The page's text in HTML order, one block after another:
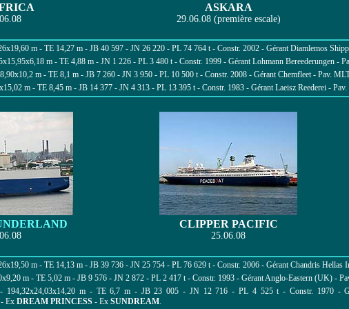
ASKARA
29.06.08 (première escale)
m - TE 14,27 m - JB 40 597 - JN 26 220 - PL 74 764 t - Constr. 2002 - Gérant Diamlemos
m - TE 4,88 m - JN 1 226 - PL 3 480 t - Constr. 1999 - Gérant Lohmann Bereederungen -
m - TE 8,1 m - JB 7 260 - JN 3 950 - PL 10 500 t - Constr. 2008 - Gérant Chemfleet - Pav.
m - TE 8,45 m - JB 14 377 - JN 4 313 - PL 13 395 t - Constr. 1983 - Gérant Laeisz Reederei -
CLIPPER PACIFIC
25.06.08
m - TE 14,13 m - JB 39 736 - JN 25 754 - PL 76 629 t - Constr. 2006 - Gérant Chandris Hellas
m - TE 5,02 m - JB 9 576 - JN 2 872 - PL 2 417 t - Constr. 1993 - Gérant Anglo-Eastern (UK) -
194,32x24,03x14,20 m - TE 6,7 m - JB 23 005 - JN 12 716 - PL 4 525 t - Constr. 1970 -
Ex DREAM PRINCESS- Ex SUNDREAM.